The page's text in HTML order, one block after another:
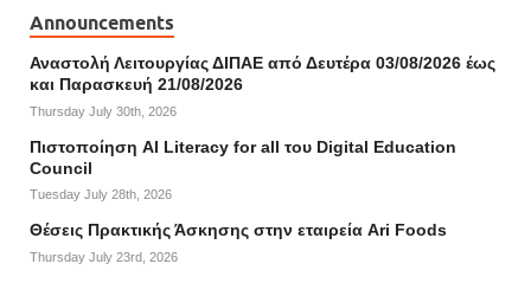
Announcements
Αναστολή Λειτουργίας ΔΙΠΑΕ από Δευτέρα 03/08/2026 έως
και Παρασκευή 21/08/2026
Thursday July 30th, 2026
Πιστοποίηση AI Literacy for all του Digital Education
Council
Tuesday July 28th, 2026
Θέσεις Πρακτικής Άσκησης στην εταιρεία Ari Foods
Thursday July 23rd, 2026